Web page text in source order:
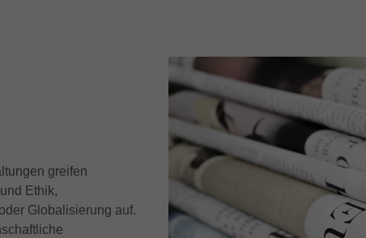
greifen
Ethik,
Globalisierung auf.